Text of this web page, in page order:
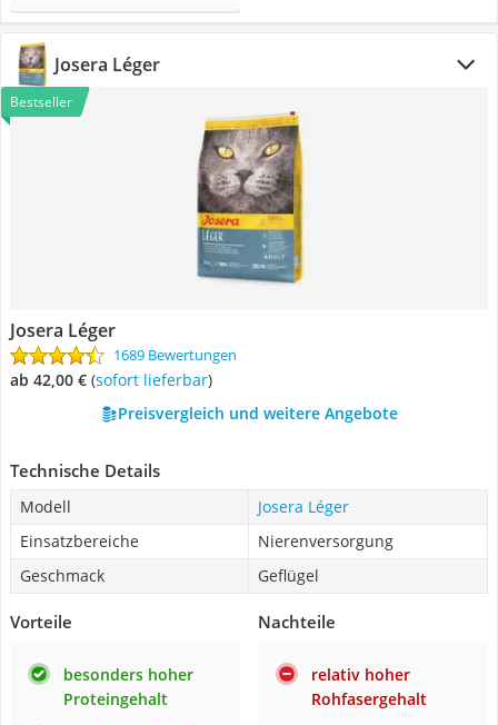
Josera Léger
Bestseller
Josera Léger
1689 Bewertungen
ab 42,00 € ( Sofort lieferbar)
Preisvergleich und weitere Angebote
Technische Details
Modell
Josera Léger
Einsatzbereiche
Nierenversorgung
Geschmack
Geflügel
Vorteile
besonders hoher
Proteingehalt
Nachteile
relativ hoher
Rohfasergehalt